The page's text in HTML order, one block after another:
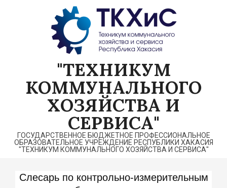
"ТЕХНИКУМ
КОММУНАЛЬНОГО
ХОЗЯЙСТВА И
СЕРВИСА"
ГОСУДАРСТВЕННОЕ БЮДЖЕТНОЕ ПРОФЕССИОНАЛЬНОЕ
ОБРАЗОВАТЕЛЬНОЕ УЧРЕЖДЕНИЕ РЕСПУБЛИКИ ХАКАСИЯ
"ТЕХНИКУМ КОММУНАЛЬНОГО ХОЗЯЙСТВА И СЕРВИСА"
Слесарь по контрольно-измерительным